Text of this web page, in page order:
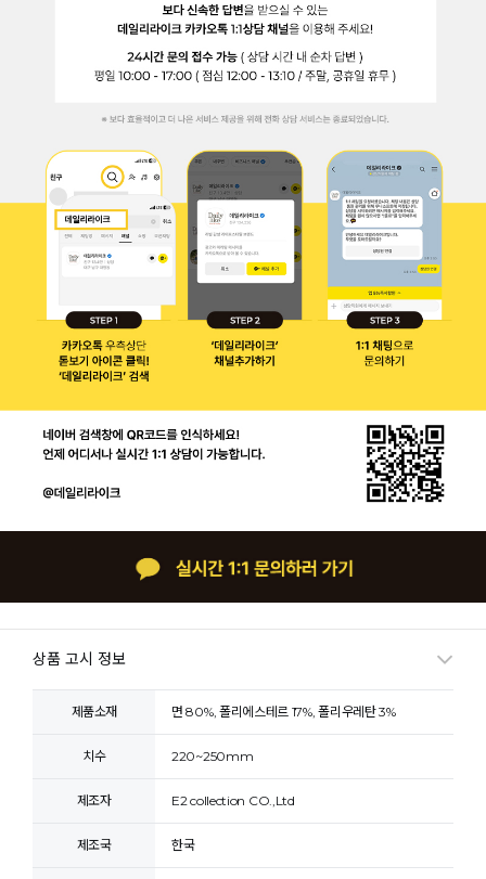
상품 고시 정보
제품소재 면 80%, 폴리에스테르 17%, 폴리우레탄 3%
치수 220~250mm
제조자 E2 collection CO.,Ltd
제조국 한국